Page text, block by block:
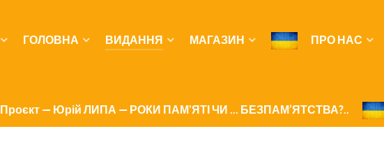
ГОЛОВНА ВИДАННЯ МАГАЗИН ПРО НАС
Проєкт — Юрій ЛИПА — РОКИ ПАМ'ЯТІ ЧИ ... БЕЗПАМ’ЯТСТВА?..